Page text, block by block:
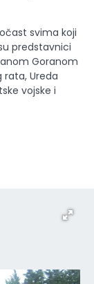
svima koji
predstavnici
Goranom
rata, Ureda
vojske i